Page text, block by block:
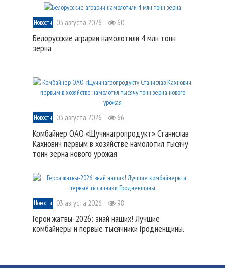
Новости 03 августа 2026 60
Белорусские аграрии намолотили 4 млн тонн
зерна
Новости 03 августа 2026 66
Комбайнер ОАО «Щучинагропродукт» Станислав
Кахнович первым в хозяйстве намолотил тысячу
тонн зерна нового урожая
Новости 03 августа 2026 98
Герои жатвы-2026: знай наших! Лучшие
комбайнеры и первые тысячники Гродненщины.